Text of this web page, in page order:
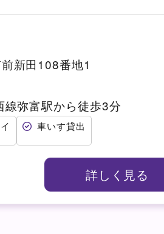
新田108番地1
弥富駅から徒歩3分
車いす貸出
詳しく見る